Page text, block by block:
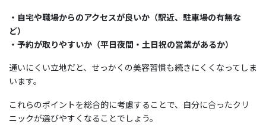
・自宅や職場からのアクセスが良いか（駅近、駐車場の有無な
ど）
・予約が取りやすいか（平日夜間・土日祝の営業があるか）
通いにくい立地だと、せっかくの美容習慣も続きにくくなってしま
います。
これらのポイントを総合的に考慮することで、自分に合ったクリ
ニックが選びやすくなることでしょう。